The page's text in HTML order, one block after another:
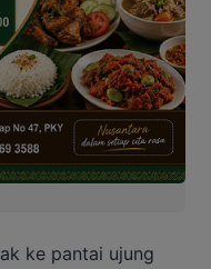
ke pantai ujung